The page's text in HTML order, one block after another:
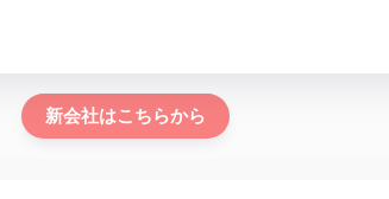
新会社はこちらから